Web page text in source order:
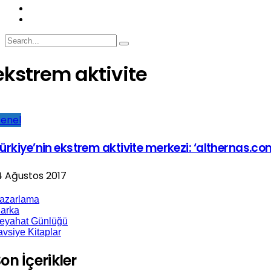
aktivite
ekstrem aktivite merkezi:
Ağustos 2017
Günlüğü
Kitaplar
İçerikler